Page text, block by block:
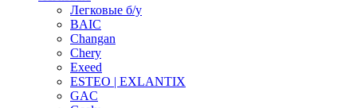
Легковые б/у
BAIC
Changan
Chery
Exeed
ESTEO | EXLANTIX
GAC